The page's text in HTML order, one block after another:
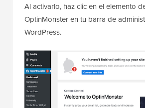
Al activarlo, haz clic en el elemento
OptinMonster en tu barra de
WordPress.